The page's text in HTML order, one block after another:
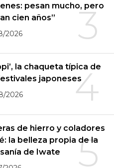
3
pesan mucho, pero
cien años”
2026
4
la chaqueta típica de
japoneses
2026
5
de hierro y coladores
la belleza propia de la
de Iwate